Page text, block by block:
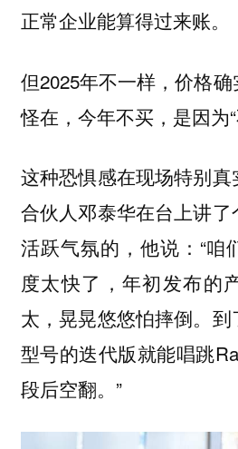
正常企业能算得过来账。
但2025年不一样，价格
怪在，今年不买，是因为“
这种恐惧感在现场特别
合伙人邓泰华在台上讲
活跃气氛的，他说：“咱
度太快了，年初发布的
太，晃晃悠悠怕摔倒。
型号的迭代版就能唱跳
段后空翻。”